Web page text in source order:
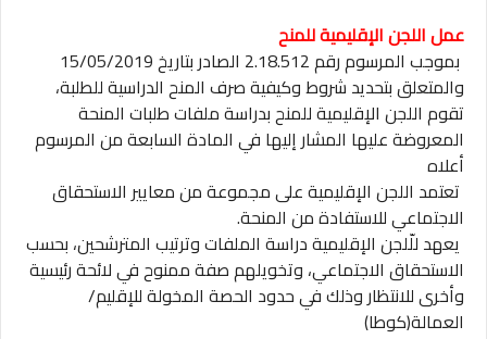
عمل اللجن الإقليمية للمنح
بموجب المرسوم رقم 2.18.512 الصادر بتاريخ 15/05/2019
والمتعلق بتحديد شروط وكيفية صرف المنح الدراسية للطلبة،
تقوم اللجن الإقليمية للمنح بدراسة ملفات طلبات المنحة
المعروضة عليها المشار إليها في المادة السابعة من المرسوم
أعلاه
تعتمد اللجن الإقليمية على مجموعة من معايير الاستحقاق
الاجتماعي للاستفادة من المنحة.
يعهد للّلجن الإقليمية دراسة الملفات وترتيب المترشحين، بحسب
الاستحقاق الاجتماعي، وتخويلهم صفة ممنوح في لائحة رئيسية
وأخرى للانتظار وذلك في حدود الحصة المخولة للإقليم/
العمالة(كوطا)